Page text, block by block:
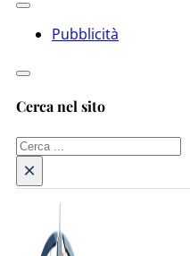
Pubblicità
Cerca nel sito
Cerca
×